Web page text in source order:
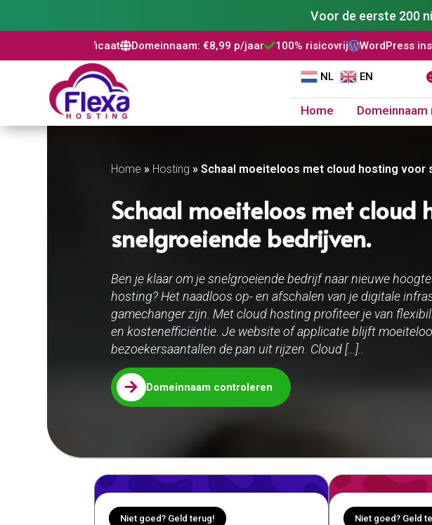
Voor de eerste 200
Domeinnaam: €8,99 p/jaar 100% risicovrijWordPress installatieDNS
NL EN
Home
Home » Hosting » Schaal moeiteloos met cloud hosting voor
Schaal moeiteloos met cloud
snelgroeiende bedrijven.​
Ben je klaar om je snelgroeiende bedrijf naar nieuwe
hosting? Het naadloos op- en afschalen van je digitale
gamechanger zijn. Met cloud hosting profiteer je van
en kostenefficiëntie. Je website of applicatie blijft
bezoekersaantallen de pan uit rijzen. Cloud […]..
 Domeinnaam controleren
Niet goed? Geld terug! Niet goed? Geld